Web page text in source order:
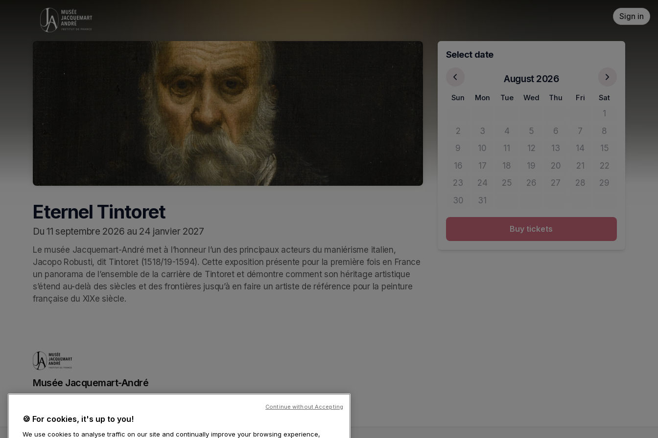
Skip header
Sign in
Eternel Tintoret
Du 11 septembre 2026 au 24 janvier 2027
Le musée Jacquemart-André met à l’honneur l’un des principaux acteurs du maniérisme italien,
Jacopo Robusti, dit Tintoret (1518/19-1594). Cette exposition présente pour la première fois en France
un panorama de l’ensemble de la carrière de Tintoret et démontre comment son héritage artistique
s’étend au-delà des siècles et des frontières jusqu’à en faire un artiste de référence pour la peinture
française du XIXe siècle.
Select date
August 2026
Sun Mon Tue Wed Thu Fri Sat
1No tickets
2No tickets available
3
No tickets available
4No tickets available
5
No tickets available
6No tickets available
7No tickets available
8No tickets
9No tickets available
10No tickets available
11No tickets available
12No tickets available
13No tickets available
14No tickets available
15No tickets
16No tickets available
17No tickets available
18No tickets available
19No tickets available
20No tickets available
21No tickets available
22No tickets
23No tickets available
24No tickets available
25No tickets available
26No tickets available
27No tickets available
28No tickets available
29No tickets
30
No tickets available
31No tickets available
Buy tickets
Musée Jacquemart-André
🍪 For cookies, it's up to you!
We use cookies to analyse traffic on our site and continually improve your browsing experience,
Continue without Accepting